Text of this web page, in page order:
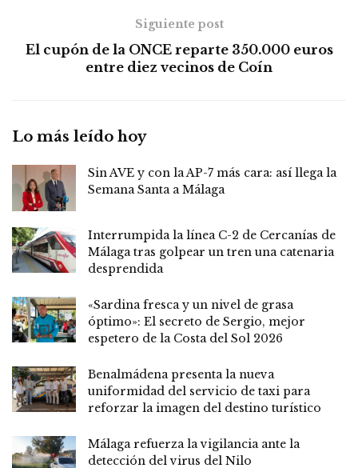
Siguiente post
El cupón de la ONCE reparte 350.000 euros
entre diez vecinos de Coín
Lo más leído hoy
Sin AVE y con la AP-7 más cara: así llega la
Semana Santa a Málaga
Interrumpida la línea C-2 de Cercanías de
Málaga tras golpear un tren una catenaria
desprendida
«Sardina fresca y un nivel de grasa
óptimo»: El secreto de Sergio, mejor
espetero de la Costa del Sol 2026
Benalmádena presenta la nueva
uniformidad del servicio de taxi para
reforzar la imagen del destino turístico
Málaga refuerza la vigilancia ante la
detección del virus del Nilo